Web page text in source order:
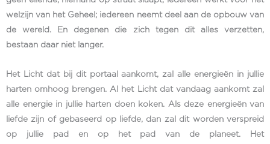
welzijn van het Geheel; iedereen neemt deel aan de opbouw van
de wereld. En degenen die zich tegen dit alles verzetten,
bestaan daar niet langer.
Het Licht dat bij dit portaal aankomt, zal alle energieën in jullie
harten omhoog brengen. Al het Licht dat vandaag aankomt zal
alle energie in jullie harten doen koken. Als deze energieën van
liefde zijn of gebaseerd op liefde, dan zal dit worden verspreid
op jullie pad en op het pad van de planeet. Het